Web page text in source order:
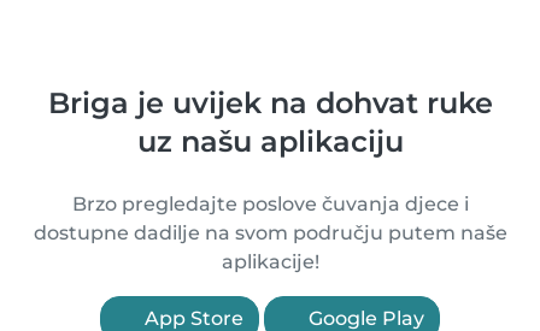
Briga je uvijek na dohvat ruke
uz našu aplikaciju
Brzo pregledajte poslove čuvanja djece i
dostupne dadilje na svom području putem naše
aplikacije!
App Store Google Play